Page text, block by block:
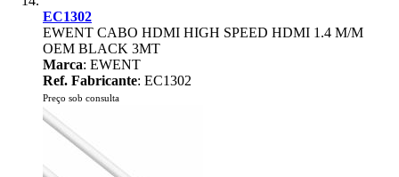
EC1302
EWENT CABO HDMI HIGH SPEED HDMI 1.4 M/M
OEM BLACK 3MT
Marca: EWENT
Ref. Fabricante: EC1302
Preço sob consulta